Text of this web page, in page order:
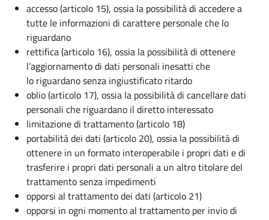
accesso (articolo 15), ossia la possibilità di accedere a
tutte le informazioni di carattere personale che lo
riguardano
rettifica (articolo 16), ossia la possibilità di ottenere
l’aggiornamento di dati personali inesatti che
lo riguardano senza ingiustificato ritardo
oblio (articolo 17), ossia la possibilità di cancellare dati
personali che riguardano il diretto interessato
limitazione di trattamento (articolo 18)
portabilità dei dati (articolo 20), ossia la possibilità di
ottenere in un formato interoperabile i propri dati e di
trasferire i propri dati personali a un altro titolare del
trattamento senza impedimenti
opporsi al trattamento dei dati (articolo 21)
opporsi in ogni momento al trattamento per invio di